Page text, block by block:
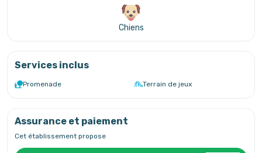
Chiens
Services inclus
Promenade Terrain de jeux
Assurance et paiement
Cet établissement propose